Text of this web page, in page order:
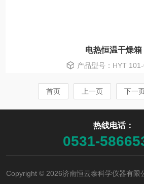
电热恒温干燥箱
产品型号：HYT
首页 上一页 下一
热线电话：
0531-
Copyright © 2026济南恒云泰科学仪器有限